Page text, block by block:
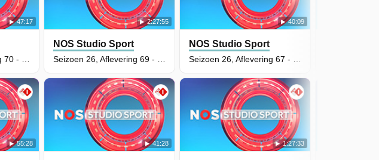
47:17 2:27:55
NOS Studio Sport
55:28 41:28
40:09
NOS Studio Sport
1:27:33